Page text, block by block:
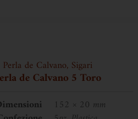
Perla de Calvano, Sigari
de Calvano 5 Toro
152 × 20 mm